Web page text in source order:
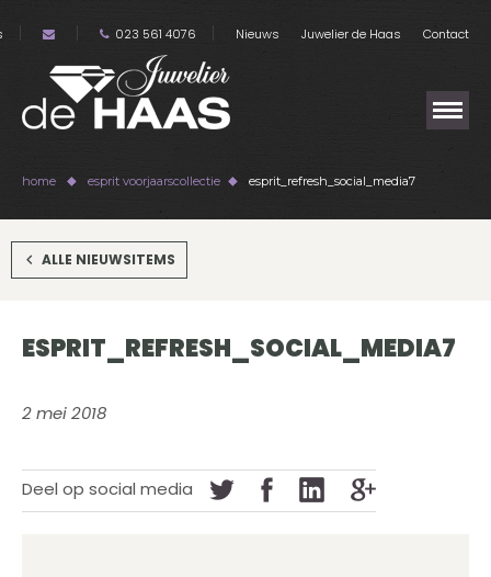
023 561 4076 Nieuws Juwelier de Haas Contact
home esprit voorjaarscollectie esprit_refresh_social_media7
ALLE NIEUWSITEMS
ESPRIT_REFRESH_SOCIAL_MEDIA7
2 mei 2018
Deel op social media